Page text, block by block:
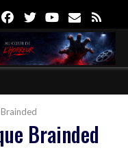
FacebookTwitterYoutube
Email
Brainded